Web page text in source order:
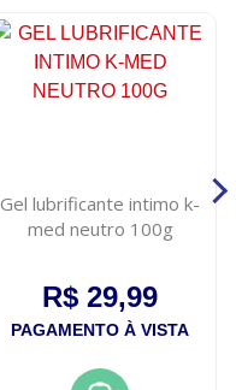
Gel lubrificante intimo k-
med neutro 100g
R$ 29,99
PAGAMENTO À VISTA